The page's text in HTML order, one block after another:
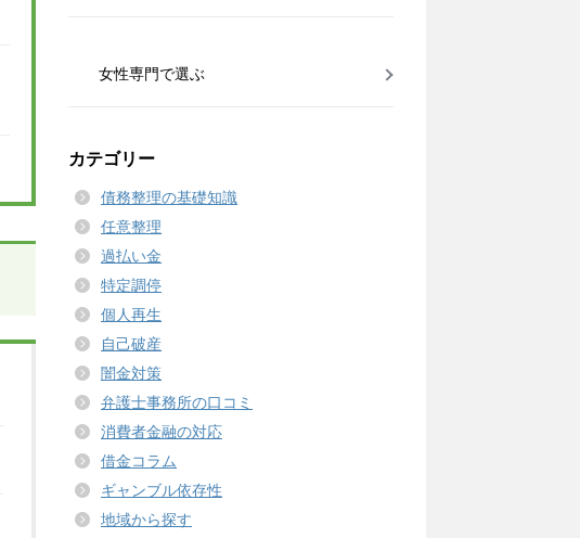
女性専門で選ぶ
カテゴリー
債務整理の基礎知識
任意整理
過払い金
特定調停
個人再生
自己破産
闇金対策
弁護士事務所の口コミ
消費者金融の対応
借金コラム
ギャンブル依存性
地域から探す